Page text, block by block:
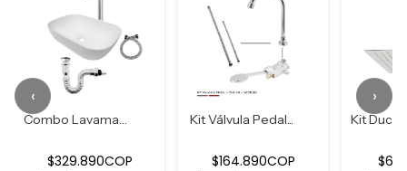
Combo Lavamanos B...
$329.890COP
Kit Válvula Pedal...
$164.890COP
‹ ›